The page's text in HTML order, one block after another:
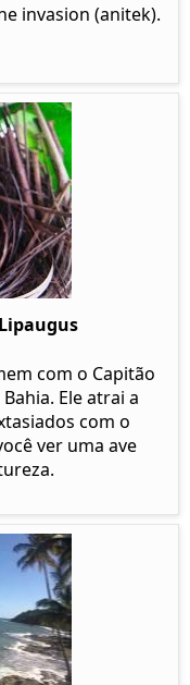
invasion (anitek).
com o Capitão
Ele atrai a
com o
ver uma ave